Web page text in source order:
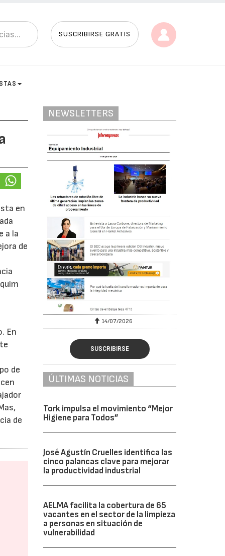
SUSCRIBIRSE GRATIS
en
a la
de
En
de
de
NEWSLETTERS
14/07/2026
SUSCRIBIRSE
ÚLTIMAS NOTICIAS
Tork impulsa el movimiento “Mejor
Higiene para Todos”
José Agustín Cruelles identifica las
cinco palancas clave para mejorar
la productividad industrial
AELMA facilita la cobertura de 65
vacantes en el sector de la limpieza
a personas en situación de
vulnerabilidad